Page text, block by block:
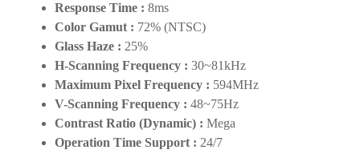
Response Time : 8ms
Color Gamut : 72% (NTSC)
Glass Haze : 25%
H-Scanning Frequency : 30~81kHz
Maximum Pixel Frequency : 594MHz
V-Scanning Frequency : 48~75Hz
Contrast Ratio (Dynamic) : Mega
Operation Time Support : 24/7